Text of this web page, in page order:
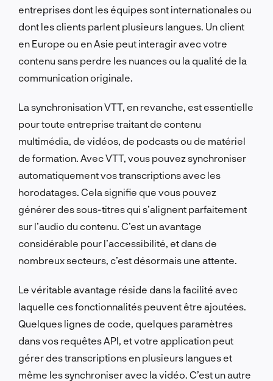
entreprises dont les équipes sont internationales ou
dont les clients parlent plusieurs langues. Un client
en Europe ou en Asie peut interagir avec votre
contenu sans perdre les nuances ou la qualité de la
communication originale.
La synchronisation VTT, en revanche, est essentielle
pour toute entreprise traitant de contenu
multimédia, de vidéos, de podcasts ou de matériel
de formation. Avec VTT, vous pouvez synchroniser
automatiquement vos transcriptions avec les
horodatages. Cela signifie que vous pouvez
générer des sous-titres qui s’alignent parfaitement
sur l’audio du contenu. C’est un avantage
considérable pour l’accessibilité, et dans de
nombreux secteurs, c’est désormais une attente.
Le véritable avantage réside dans la facilité avec
laquelle ces fonctionnalités peuvent être ajoutées.
Quelques lignes de code, quelques paramètres
dans vos requêtes API, et votre application peut
gérer des transcriptions en plusieurs langues et
même les synchroniser avec la vidéo. C’est un autre